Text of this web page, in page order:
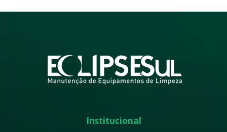
Institucional